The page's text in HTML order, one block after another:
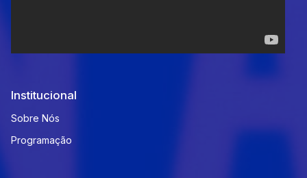
Institucional
Sobre Nós
Programação